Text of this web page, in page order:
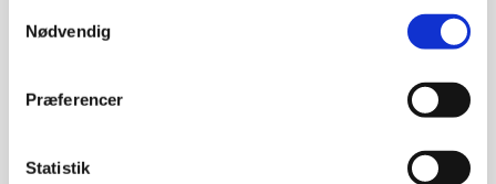
Nødvendig
Præferencer
Statistik
info@livogdoed.dk
Ligbrændingsforening)